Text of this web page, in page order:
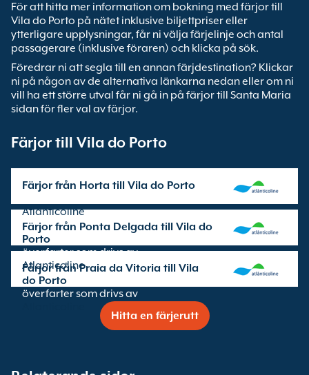
För att hitta mer information om bokning med färjor till
Vila do Porto på nätet inklusive biljettpriser eller
ytterligare upplysningar, får ni välja färjelinje och antal
passagerare (inklusive föraren) och klicka på sök.
Föredrar ni att segla till en annan färjdestination? Klickar
ni på någon av de alternativa länkarna nedan eller om ni
vill ha ett större utval får ni gå in på färjor till Santa Maria
sidan för fler val av färjor.
Färjor till Vila do Porto
Färjor från Horta till Vila do Porto
Atlanticoline
Färjor från Ponta Delgada till Vila do
Porto
överfarter som drivs av
Atlanticoline
Färjor från Praia da Vitoria till Vila
do Porto
överfarter som drivs av
Hitta en färjerutt